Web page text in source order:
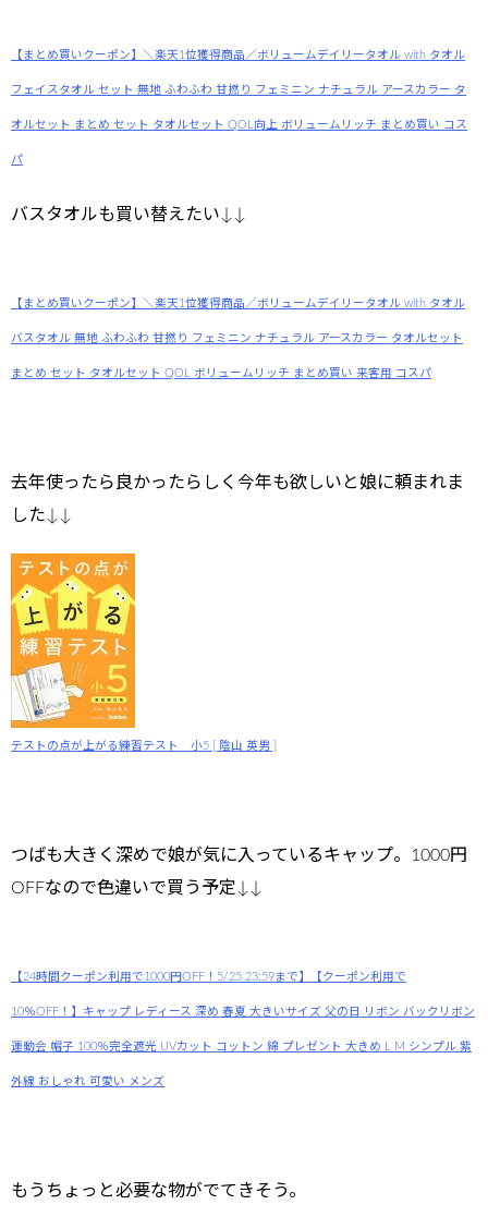
【まとめ買いクーポン】＼楽天1位獲得商品／ボリュームデイリータオル with タオル
フェイスタオル セット 無地 ふわふわ 甘撚り フェミニン ナチュラル アースカラー タ
オルセット まとめ セット タオルセット QOL向上 ボリュームリッチ まとめ買い コス
パ
バスタオルも買い替えたい↓↓
【まとめ買いクーポン】＼楽天1位獲得商品／ボリュームデイリータオル with タオル
バスタオル 無地 ふわふわ 甘撚り フェミニン ナチュラル アースカラー タオルセット
まとめ セット タオルセット QOL ボリュームリッチ まとめ買い 来客用 コスパ
去年使ったら良かったらしく今年も欲しいと娘に頼まれま
した↓↓
テストの点が上がる練習テスト 小5 [ 陰山 英男 ]
つばも大きく深めで娘が気に入っているキャップ。1000円
OFFなので色違いで買う予定↓↓
【24時間クーポン利用で1000円OFF！5/25 23:59まで】【クーポン利用で
10％OFF！】キャップ レディース 深め 春夏 大きいサイズ 父の日 リボン バックリボン
運動会 帽子 100％完全遮光 UVカット コットン 綿 プレゼント 大きめ L M シンプル 紫
外線 おしゃれ 可愛い メンズ
もうちょっと必要な物がでてきそう。